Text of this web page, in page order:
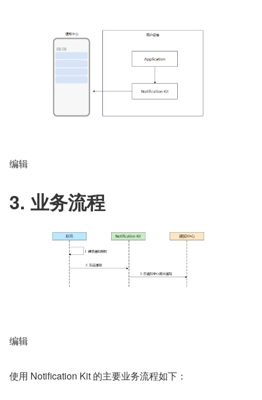
编辑
3. 业务流程
编辑
使用 Notification Kit 的主要业务流程如下：